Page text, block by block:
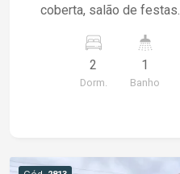
coberta, salão de festas.
2
Dorm.
1
Banho